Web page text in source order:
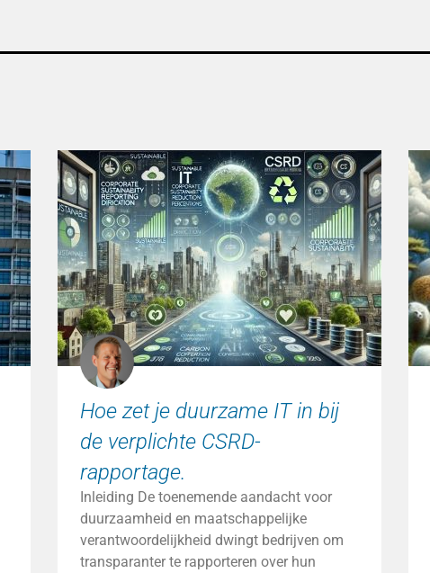
Hoe zet je duurzame IT in bij
de verplichte CSRD-
rapportage.
Inleiding De toenemende aandacht voor
duurzaamheid en maatschappelijke
verantwoordelijkheid dwingt bedrijven om
transparanter te rapporteren over hun